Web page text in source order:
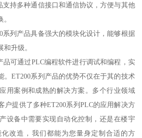
支持多种通信接口和通信协议，方便与其他
系列产品具备强大的模块化设计，能够根据
升级。
品可通过PLC编程软件进行调试和编程，实
。ET200系列产品的优势不仅在于其的技术
用案例和成熟的解决方案。多个行业领域
户提供了多种ET200系列PLC的应用解决方
设备中需要实现自动化控制，还是在楼宇
改造，我们都能为您量身定制合适的方